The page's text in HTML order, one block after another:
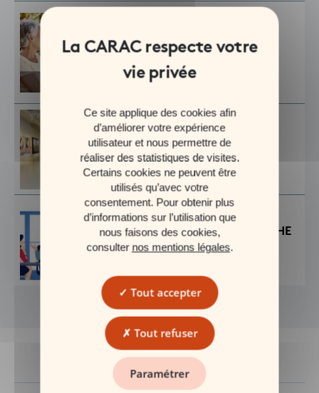
FAIRE UNE DONATION DE
SON VIVANT ?
#Placements
L’ART : UN PLACEMENT
COMME LES AUTRES ?
28 MAI 2021
#Placements
ALORS, COMMENT MARCHE
LA BOURSE ?
Explorer les sujets
Ce site applique des cookies afin
d’améliorer votre expérience
utilisateur et nous permettre de
réaliser des statistiques de visites.
Certains cookies ne peuvent être
utilisés qu’avec votre
consentement. Pour obtenir plus
d’informations sur l’utilisation que
nous faisons des cookies,
consulter nos mentions légales.
Tout accepter
Tout refuser
Paramétrer